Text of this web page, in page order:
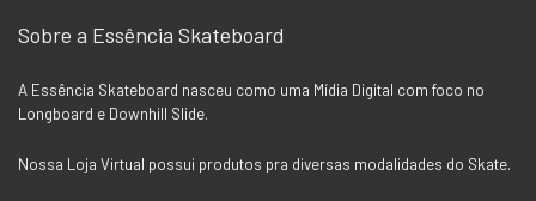
Sobre a Essência Skateboard
A Essência Skateboard nasceu como uma Mídia Digital com foco no
Longboard e Downhill Slide.
Nossa Loja Virtual possui produtos pra diversas modalidades do Skate.